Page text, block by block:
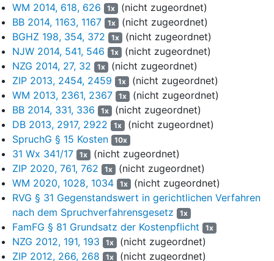
enthalten seien, ohne einen Erwerb weiterer bzw. ersetzender
Geschäftsanteile abzubilden.
(10) Die betriebsnotwendige Thesaurierung in Höhe von € 820
Mio. bzw. € 919 Mio. in den Jahren 2021 und 2022 sei zu hoch
angesetzt, weil sich daraus in den Folgejahren kein über die
ewige Wachstumsrate hinausgehendes Wachstum ergebe. Die
Annahme der Thesaurierungsquoten für die Jahre 2018 bis 2020
seien angesichts des deutlich unter dem historischen Niveau
liegenden Verschuldungsgrades der Peer Group-Unternehmen zu
hoch und auch wegen angekündigter Aktienrückkäufe durch L…
plc. nicht mehr nachvollziehbar. Der Ansatz einer
betriebsnotwendigen Thesaurierung in Höhe von € 81 Mio. sei
übersetzt, weil sich durch die Thesaurierung in Phase I die
Berechnungsbasis erhöhe. Inflationsbedingte Kursgewinne
unterlägen keiner Besteuerung.
(11) Der Ansatz zur Ewigen Rente vernachlässige die positiven
Auswirkungen der gegen Ende der Detailplanungsphase
vorgenommenen Wachstumsinvestitionen; zumindest aber hätte
WM 2014, 618, 626
1x (nicht zugeordnet)
BB 2014, 1163, 1167
1x (nicht zugeordnet)
BGHZ 198, 354, 372
1x (nicht zugeordnet)
NJW 2014, 541, 546
1x (nicht zugeordnet)
NZG 2014, 27, 32
1x (nicht zugeordnet)
ZIP 2013, 2454, 2459
1x (nicht zugeordnet)
WM 2013, 2361, 2367
1x (nicht zugeordnet)
BB 2014, 331, 336
1x (nicht zugeordnet)
DB 2013, 2917, 2922
1x (nicht zugeordnet)
SpruchG § 15 Kosten
10x
31 Wx 341/17 1x (nicht zugeordnet)
ZIP 2020, 761, 762
1x (nicht zugeordnet)
WM 2020, 1028, 1034
1x (nicht zugeordnet)
RVG § 31 Gegenstandswert in gerichtlichen Verfahren
nach dem Spruchverfahrensgesetz
1x
FamFG § 81 Grundsatz der Kostenpflicht 1x
NZG 2012, 191, 193 1x (nicht zugeordnet)
ZIP 2012, 266, 268
1x (nicht zugeordnet)